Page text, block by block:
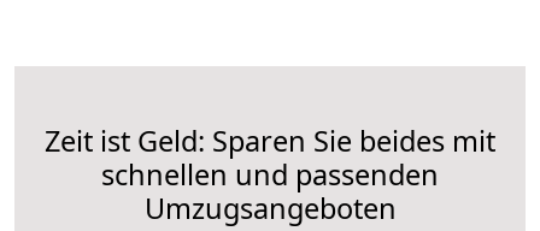
Zeit ist Geld: Sparen Sie beides mit
schnellen und passenden
Umzugsangeboten